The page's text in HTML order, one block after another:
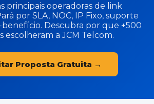
principais operadoras de link
por SLA, NOC, IP Fixo, suporte
Descubra por que +500
escolheram a JCM Telcom.
Proposta Gratuita →